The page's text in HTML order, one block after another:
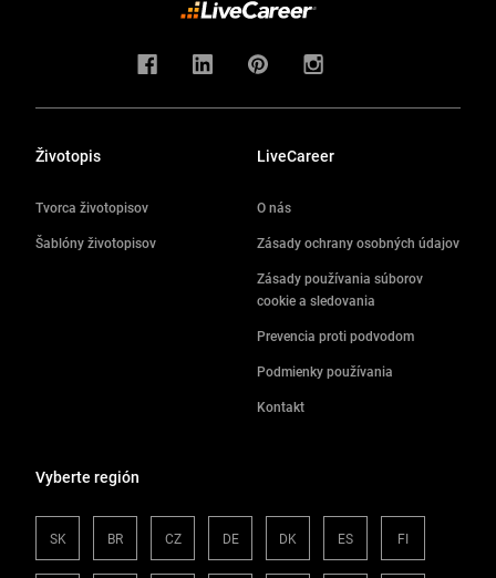
Životopis
Tvorca životopisov
Šablóny životopisov
LiveCareer
O nás
Zásady ochrany osobných údajov
Zásady používania súborov
cookie a sledovania
Prevencia proti podvodom
Podmienky používania
Kontakt
Vyberte región
SK BR CZ DE DK ES FI